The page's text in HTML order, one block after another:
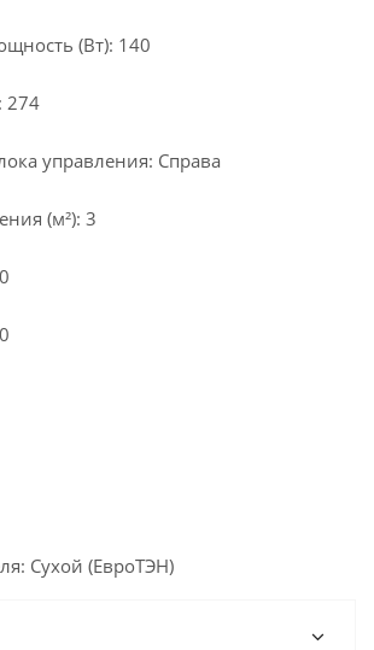
(Вт): 140
274
управления: Справа
(м²): 3
Сухой (ЕвроТЭН)